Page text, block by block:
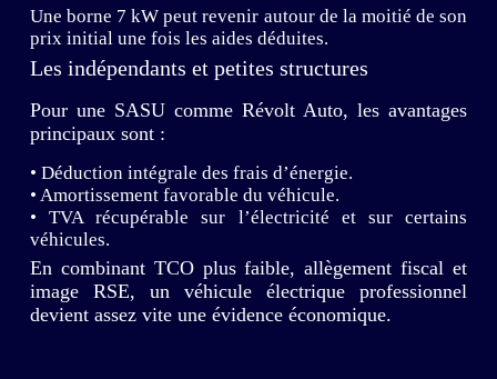
Une borne 7 kW peut revenir autour de la moitié de son
prix initial une fois les aides déduites.
Les indépendants et petites structures
Pour une SASU comme Révolt Auto, les avantages
principaux sont :
• Déduction intégrale des frais d’énergie.
• Amortissement favorable du véhicule.
• TVA récupérable sur l’électricité et sur certains
véhicules.
En combinant TCO plus faible, allègement fiscal et
image RSE, un véhicule électrique professionnel
devient assez vite une évidence économique.